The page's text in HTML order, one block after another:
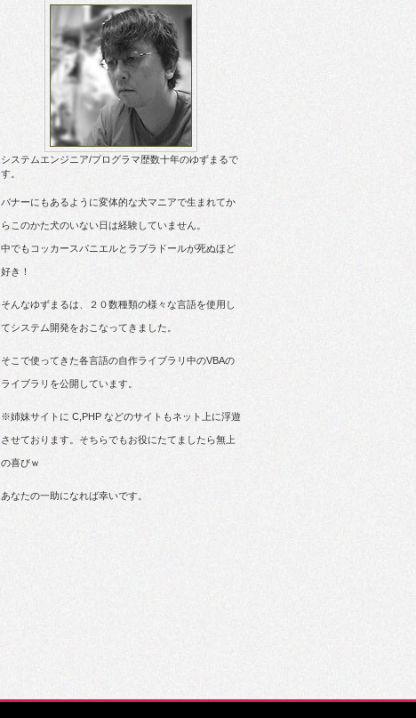
システムエンジニア/プログラマ歴数十年のゆずまるで
す。
バナーにもあるように変体的な犬マニアで生まれてか
らこのかた犬のいない日は経験していません。
中でもコッカースパニエルとラブラドールが死ぬほど
好き！
そんなゆずまるは、２０数種類の様々な言語を使用し
てシステム開発をおこなってきました。
そこで使ってきた各言語の自作ライブラリ中のVBAの
ライブラリを公開しています。
※姉妹サイトに C,PHP などのサイトもネット上に浮遊
させております。そちらでもお役にたてましたら無上
の喜びｗ
あなたの一助になれば幸いです。